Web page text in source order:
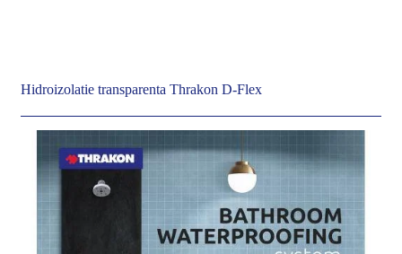
Hidroizolatie transparenta Thrakon D-Flex